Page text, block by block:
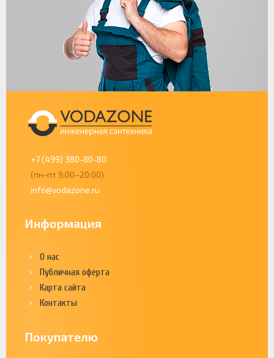
+7 (499) 380-80-80
(пн-пт 9:00–20:00)
info@vodazone.ru
Информация
О нас
Публичная оферта
Карта сайта
Контакты
Покупателю